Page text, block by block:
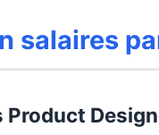
salaires
Product